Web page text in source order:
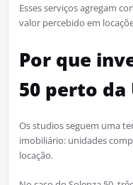
Esses serviços agregam
valor percebido em
Por que
50 perto da
Os studios seguem uma
imobiliário: unidades
locação.